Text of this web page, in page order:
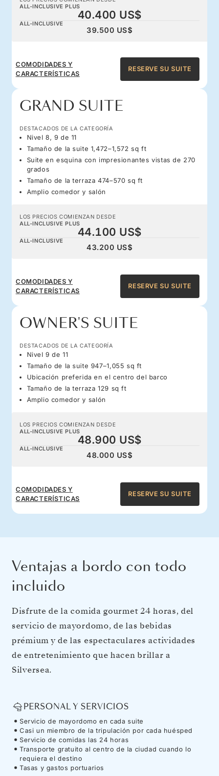
ALL-INCLUSIVE PLUS
40.400 US$
ALL-INCLUSIVE
39.500 US$
COMODIDADES Y
CARACTERÍSTICAS
RESERVE SU SUITE
GRAND SUITE
DESTACADOS DE LA CATEGORÍA
Nivel 8, 9 de 11
Tamaño de la suite 1,472–1,572 sq ft
Suite en esquina con impresionantes vistas de 270
grados
Tamaño de la terraza 474–570 sq ft
Amplio comedor y salón
LOS PRECIOS COMIENZAN DESDE
ALL-INCLUSIVE PLUS
44.100 US$
ALL-INCLUSIVE
43.200 US$
COMODIDADES Y
CARACTERÍSTICAS
RESERVE SU SUITE
OWNER'S SUITE
DESTACADOS DE LA CATEGORÍA
Nivel 9 de 11
Tamaño de la suite 947–1,055 sq ft
Ubicación preferida en el centro del barco
Tamaño de la terraza 129 sq ft
Amplio comedor y salón
LOS PRECIOS COMIENZAN DESDE
ALL-INCLUSIVE PLUS
48.900 US$
ALL-INCLUSIVE
48.000 US$
COMODIDADES Y
CARACTERÍSTICAS
RESERVE SU SUITE
Ventajas a bordo con todo
incluido
Disfrute de la comida gourmet 24 horas, del
servicio de mayordomo, de las bebidas
prémium y de las espectaculares actividades
de entretenimiento que hacen brillar a
Silversea.
PERSONAL Y SERVICIOS
Servicio de mayordomo en cada suite
Casi un miembro de la tripulación por cada huésped
Servicio de comidas las 24 horas
Transporte gratuito al centro de la ciudad cuando lo
requiera el destino
Tasas y gastos portuarios